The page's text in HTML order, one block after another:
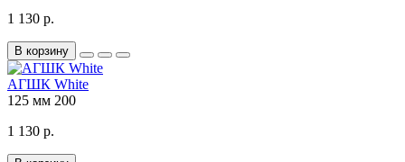
1 130 р.
В корзину
АГШК White
125 мм 200
1 130 р.